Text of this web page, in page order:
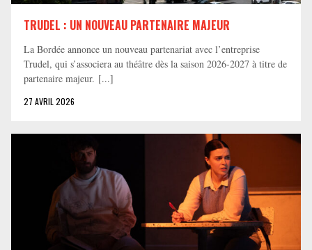
TRUDEL : UN NOUVEAU PARTENAIRE MAJEUR
La Bordée annonce un nouveau partenariat avec l’entreprise
Trudel, qui s’associera au théâtre dès la saison 2026-2027 à titre de
partenaire majeur. [...]
27 AVRIL 2026